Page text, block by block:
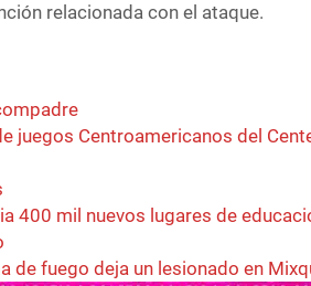
relacionada con el ataque.
juegos Centroamericanos del
400 mil nuevos lugares de
de fuego deja un lesionado en